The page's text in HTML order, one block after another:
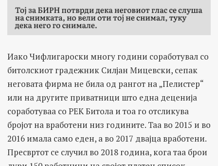
Иако Чифлигароски многу години соработувал со
битолскиот градежник Силјан Мицевски, сепак
неговата фирма не била од рангот на „Пелистер“
или на другите приватници што една деценија
соработуваа со РЕК Битола и тоа го отсликува
бројот на вработени низ годините. Таа во 2015 и во
2016 имала само еден, а во 2017 двајца вработени.
Пресвртот се случил во 2018 година, кога таа брои